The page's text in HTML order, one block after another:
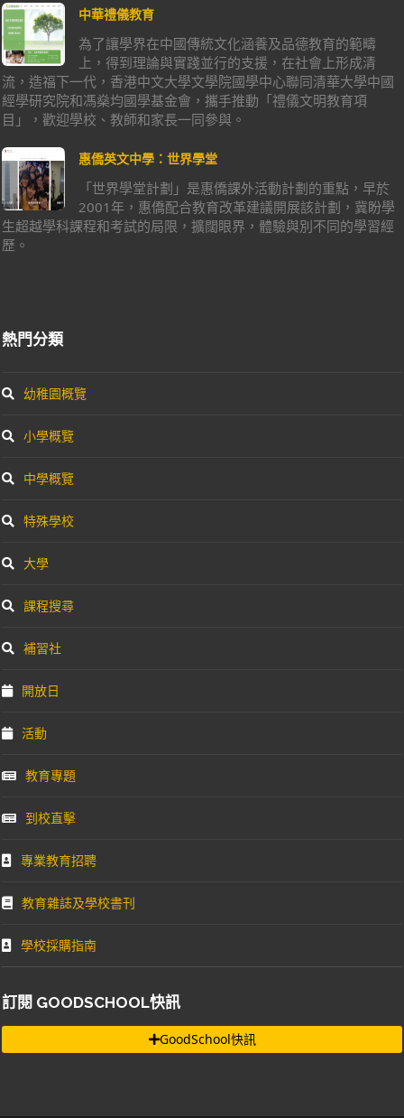
中華禮儀教育
為了讓學界在中國傳統文化涵養及品德教育的範疇
上，得到理論與實踐並行的支援，在社會上形成清
流，造福下一代，香港中文大學文學院國學中心聯同清華大學中國
經學研究院和馮燊均國學基金會，攜手推動「禮儀文明教育項
目」，歡迎學校、教師和家長一同參與。
惠僑英文中學：世界學堂
「世界學堂計劃」是惠僑課外活動計劃的重點，早於
2001年，惠僑配合教育改革建議開展該計劃，冀盼學
生超越學科課程和考試的局限，擴闊眼界，體驗與別不同的學習經
歷。
熱門分類
幼稚園概覽
小學概覽
中學概覽
特殊學校
大學
課程搜尋
補習社
開放日
活動
教育專題
到校直擊
專業教育招聘
教育雜誌及學校書刊
學校採購指南
訂閱 GOODSCHOOL快訊
GoodSchool快訊